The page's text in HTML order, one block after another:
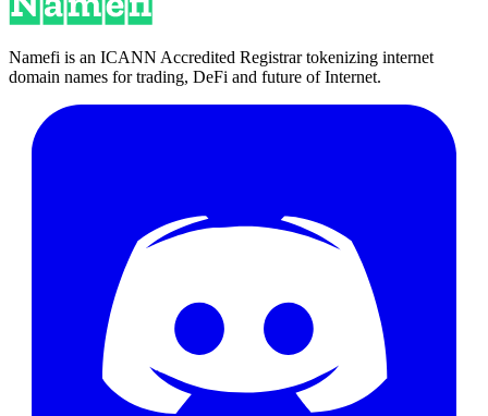
Namefi is an ICANN Accredited Registrar tokenizing internet
domain names for trading, DeFi and future of Internet.